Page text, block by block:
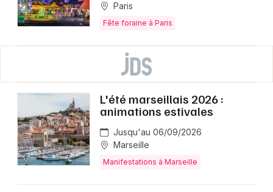
Paris
Fête foraine à Paris
L'été marseillais 2026 :
animations estivales
Jusqu'au 06/09/2026
Marseille
Manifestations à Marseille